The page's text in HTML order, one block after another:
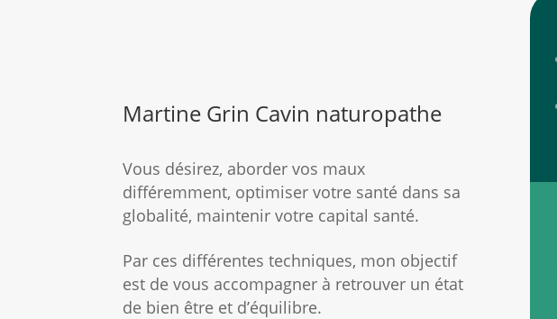
Martine Grin Cavin naturopathe
Vous désirez, aborder vos maux
différemment, optimiser votre santé dans sa
globalité, maintenir votre capital santé.
Par ces différentes techniques, mon objectif
est de vous accompagner à retrouver un état
de bien être et d’équilibre.